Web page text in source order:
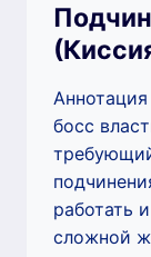
босс
работать
сложной